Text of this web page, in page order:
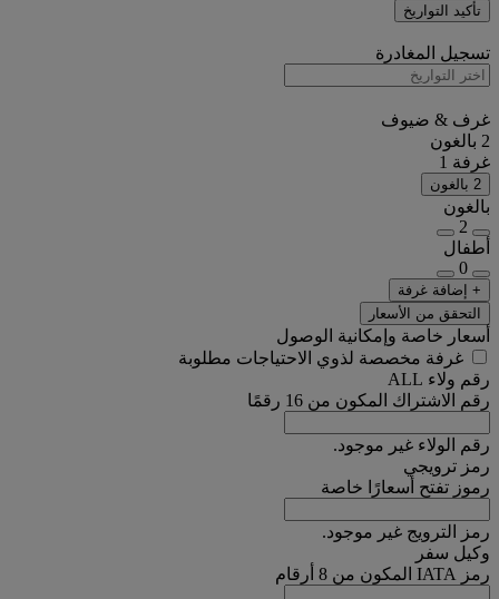
تأكيد التواريخ
تسجيل المغادرة
غرف & ضيوف
2 بالغون
غرفة 1
2 بالغون
بالغون
2
أطفال
0
+ إضافة غرفة
التحقق من الأسعار
أسعار خاصة وإمكانية الوصول
غرفة مخصصة لذوي الاحتياجات مطلوبة
رقم ولاء ALL
رقم الاشتراك المكون من 16 رقمًا
رقم الولاء غير موجود.
رمز ترويجي
رموز تفتح أسعارًا خاصة
رمز الترويج غير موجود.
وكيل سفر
رمز IATA المكون من 8 أرقام